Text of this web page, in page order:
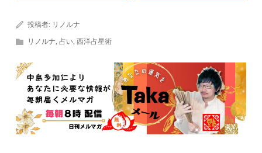
投稿者: リノルナ
リノルナ,占い,西洋占星術